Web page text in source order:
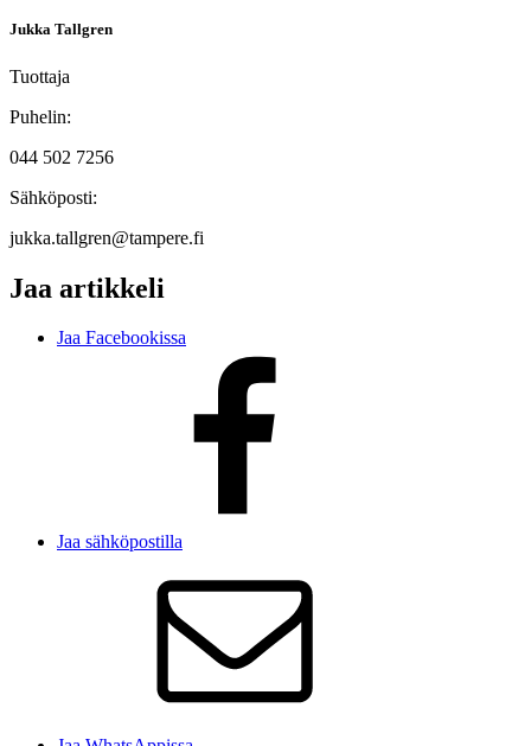
Jukka Tallgren
Tuottaja
Puhelin:
044 502 7256
Sähköposti:
jukka.tallgren@tampere.fi
Jaa artikkeli
Jaa Facebookissa
Jaa sähköpostilla